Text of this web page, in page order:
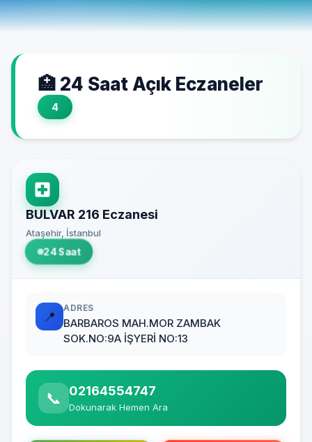
🏥 24 Saat Açık Eczaneler
4
BULVAR 216 Eczanesi
Ataşehir, İstanbul
24 Saat
📍
ADRES
BARBAROS MAH.MOR ZAMBAK
SOK.NO:9A İŞYERİ NO:13
📞 02164554747
Dokunarak Hemen Ara